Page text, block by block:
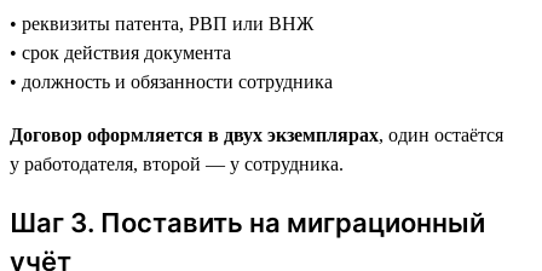
• реквизиты патента, РВП или ВНЖ
• срок действия документа
• должность и обязанности сотрудника
Договор оформляется в двух экземплярах, один остаётся
у работодателя, второй — у сотрудника.
Шаг 3. Поставить на миграционный
учёт